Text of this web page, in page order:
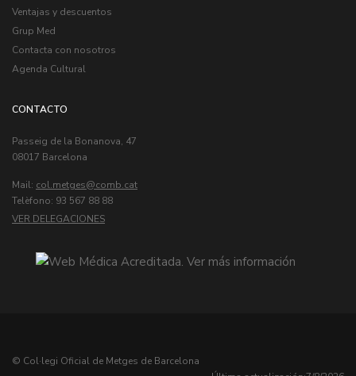
Ventajas y descuentos
Grup Med
Contacta con nosotros
Agenda Cultural
CONTACTO
Passeig de la Bonanova, 47
08017 Barcelona
Mail: col.metges
Telèfono: 93 567 88 88
VER DELEGACIONES
© Col·legi Oficial de Metges de Barcelona